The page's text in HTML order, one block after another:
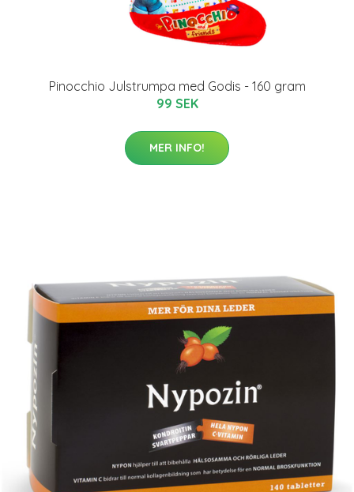
Pinocchio Julstrumpa med Godis - 160 gram
99 SEK
MER INFO!